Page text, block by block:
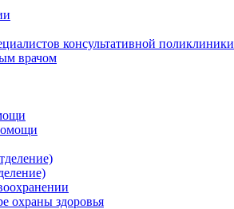
консультативной поликлиники
врачом
охраны здоровья